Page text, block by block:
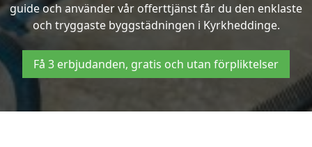
guide och använder vår offerttjänst får du den enklaste
och tryggaste byggstädningen i Kyrkheddinge.
Få 3 erbjudanden, gratis och utan förpliktelser